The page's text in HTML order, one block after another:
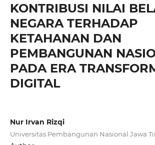
KONTRIBUSI NILAI
NEGARA TERHADAP
KETAHANAN DAN
PEMBANGUNAN
PADA ERA
DIGITAL
Nur Irvan Rizqi
Universitas Pembangunan Nasional Jawa